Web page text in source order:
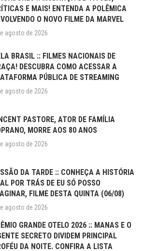
E MAIS! ENTENDA A POLÊMICA
O NOVO FILME DA MARVEL
agosto de 2026
BRASIL :: FILMES NACIONAIS DE
DESCUBRA COMO ACESSAR A
PÚBLICA DE STREAMING
agosto de 2026
PASTORE, ATOR DE FAMÍLIA
MORRE AOS 80 ANOS
agosto de 2026
DA TARDE :: CONHEÇA A HISTÓRIA
POR TRÁS DE EU SÓ POSSO
FILME DESTA QUINTA (06/08)
agosto de 2026
GRANDE OTELO 2026 :: MANAS E O
SECRETO DIVIDEM PRINCIPAL
DA NOITE. CONFIRA A LISTA